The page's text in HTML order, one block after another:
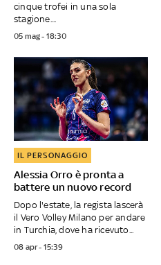
cinque trofei in una sola
stagione....
05 mag - 18:30
Alessia Orro è pronta a
battere un nuovo record
IL PERSONAGGIO
Dopo l'estate, la regista lascerà
il Vero Volley Milano per andare
in Turchia, dove ha ricevuto...
08 apr - 15:39